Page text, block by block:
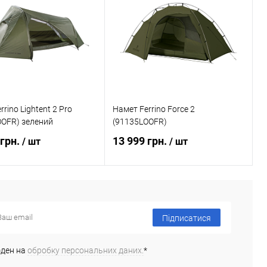
в 1 клік Порівняння
Недоступно
Купити в 1 клік Порівняння
В обране Недоступно
Lightent 2 Pro
зелений
/ шт
в 1 клік
Намет Ferrino Force 2
(91135LOOFR)
13 999 грн./ шт
Купити в 1 клік Порівняння
Підписатися
на обробку персональних даних. *